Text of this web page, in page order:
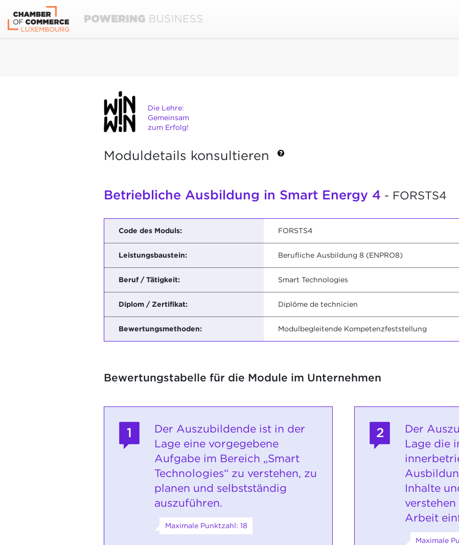
Die Lehre:
Gemeinsam
zum Erfolg!
Moduldetails konsultieren
Betriebliche Ausbildung in Smart Energy 4 - FORSTS4
Code des Moduls: FORSTS4
Leistungsbaustein: Berufliche Ausbildung 8 (ENPRO8)
Beruf / Tätigkeit: Smart Technologies
Diplom / Zertifikat: Diplôme de technicien
Bewertungsmethoden: Modulbegleitende Kompetenzfeststellung
Bewertungstabelle für die Module im Unternehmen
1
Der Auszubildende ist in der
Lage eine vorgegebene
Aufgabe im Bereich „Smart
Technologies“ zu verstehen, zu
planen und selbstständig
auszuführen.
Maximale Punktzahl: 18
2
Der
Lage die
Inhalte
Arbeit
Maximale